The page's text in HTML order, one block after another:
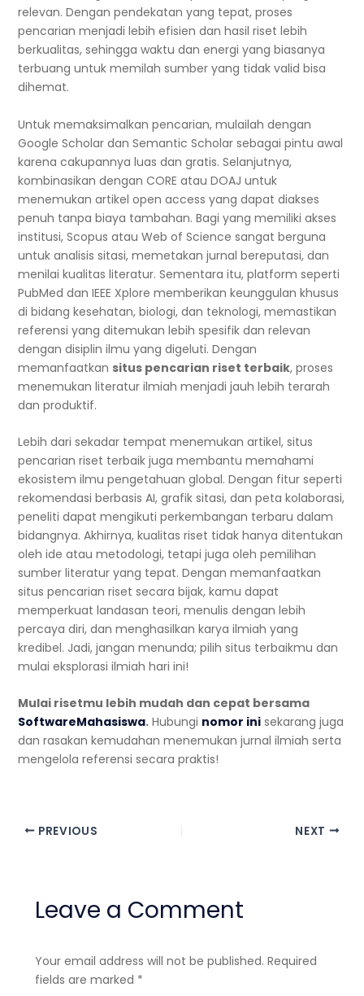
relevan. Dengan pendekatan yang tepat, proses
pencarian menjadi lebih efisien dan hasil riset lebih
berkualitas, sehingga waktu dan energi yang biasanya
terbuang untuk memilah sumber yang tidak valid bisa
dihemat.
Untuk memaksimalkan pencarian, mulailah dengan
Google Scholar dan Semantic Scholar sebagai pintu awal
karena cakupannya luas dan gratis. Selanjutnya,
kombinasikan dengan CORE atau DOAJ untuk
menemukan artikel open access yang dapat diakses
penuh tanpa biaya tambahan. Bagi yang memiliki akses
institusi, Scopus atau Web of Science sangat berguna
untuk analisis sitasi, memetakan jurnal bereputasi, dan
menilai kualitas literatur. Sementara itu, platform seperti
PubMed dan IEEE Xplore memberikan keunggulan khusus
di bidang kesehatan, biologi, dan teknologi, memastikan
referensi yang ditemukan lebih spesifik dan relevan
dengan disiplin ilmu yang digeluti. Dengan
memanfaatkan situs pencarian riset terbaik, proses
menemukan literatur ilmiah menjadi jauh lebih terarah
dan produktif.
Lebih dari sekadar tempat menemukan artikel, situs
pencarian riset terbaik juga membantu memahami
ekosistem ilmu pengetahuan global. Dengan fitur seperti
rekomendasi berbasis AI, grafik sitasi, dan peta kolaborasi,
peneliti dapat mengikuti perkembangan terbaru dalam
bidangnya. Akhirnya, kualitas riset tidak hanya ditentukan
oleh ide atau metodologi, tetapi juga oleh pemilihan
sumber literatur yang tepat. Dengan memanfaatkan
situs pencarian riset secara bijak, kamu dapat
memperkuat landasan teori, menulis dengan lebih
percaya diri, dan menghasilkan karya ilmiah yang
kredibel. Jadi, jangan menunda; pilih situs terbaikmu dan
mulai eksplorasi ilmiah hari ini!
Mulai risetmu lebih mudah dan cepat bersama
SoftwareMahasiswa.Hubungi nomor inisekarang juga
dan rasakan kemudahan menemukan jurnal ilmiah serta
mengelola referensi secara praktis!
PREVIOUS NEXT
Leave a Comment
Your email address will not be published. Required
fields are marked *